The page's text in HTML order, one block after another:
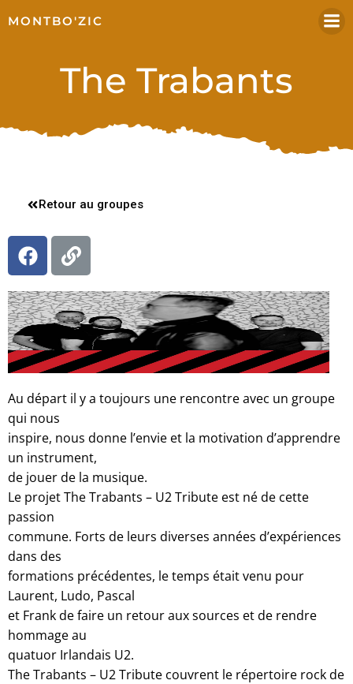
MONTBO'ZIC
The Trabants
Retour au groupes
Au départ il y a toujours une rencontre avec un groupe
qui nous
inspire, nous donne l’envie et la motivation d’apprendre
un instrument,
de jouer de la musique.
Le projet The Trabants – U2 Tribute est né de cette
passion
commune. Forts de leurs diverses années d’expériences
dans des
formations précédentes, le temps était venu pour
Laurent, Ludo, Pascal
et Frank de faire un retour aux sources et de rendre
hommage au
quatuor Irlandais U2.
The Trabants – U2 Tribute couvrent le répertoire rock de